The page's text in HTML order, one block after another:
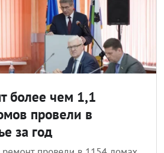
более чем 1,1
провели в
за год